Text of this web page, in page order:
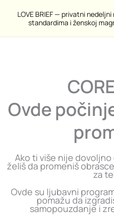
LOVE BRIEF — privatni
standardima i ženskoj
sadržaj
Ovde
Ako ti više nije dovoljno
želiš da promeniš
za
Ovde su ljubavni
pomažu da
samopouzdanje i